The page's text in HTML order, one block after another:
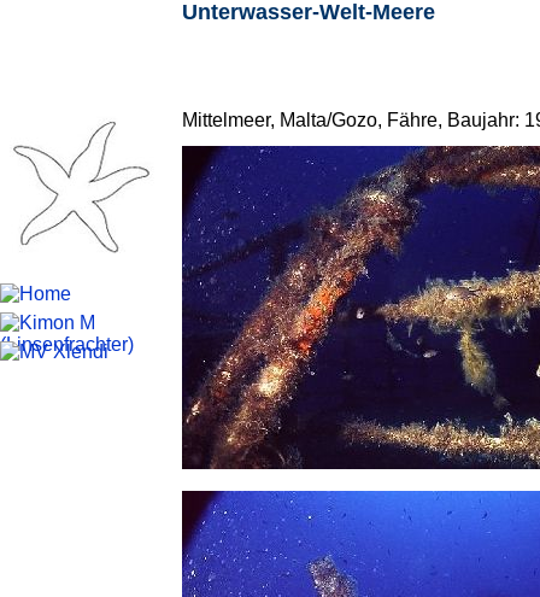
Mittelmeer, Malta/Gozo, Fähre, Baujahr:
Unterwasser-Welt-Meere